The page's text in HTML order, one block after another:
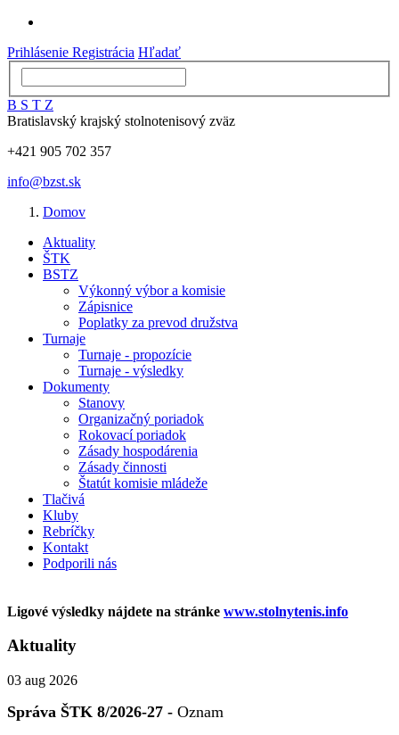
Prihlásenie Registrácia Hľadať
B S T Z
Bratislavský krajský stolnotenisový zväz
+421 905 702 357
info@bzst.sk
Domov
Aktuality
ŠTK
BSTZ
Výkonný výbor a komisie
Zápisnice
Poplatky za prevod družstva
Turnaje
Turnaje - propozície
Turnaje - výsledky
Dokumenty
Stanovy
Organizačný poriadok
Rokovací poriadok
Zásady hospodárenia
Zásady činnosti
Štatút komisie mládeže
Tlačivá
Kluby
Rebríčky
Kontakt
Podporili nás
Ligové výsledky nájdete na stránke www.stolnytenis.info
Aktuality
03 aug 2026
Správa ŠTK 8/2026-27 - Oznam